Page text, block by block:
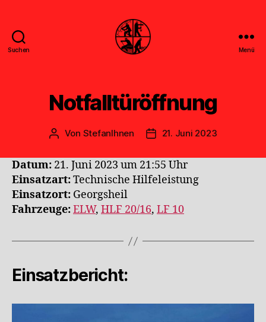
Suchen Menü
Notfalltüröffnung
Beitragsautor
Von StefanIhnen Veröffentlichungsdatum
21. Juni 2023
Datum: 21. Juni 2023 um 21:55 Uhr
Einsatzart:Technische Hilfeleistung
Einsatzort: Georgsheil
Fahrzeuge:ELW, HLF 20/16, LF 10
Einsatzbericht: